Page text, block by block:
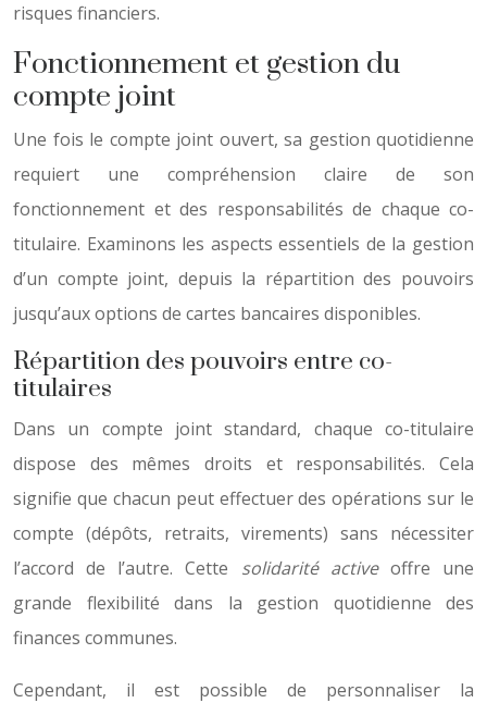
risques financiers.
Fonctionnement et gestion du
compte joint
Une fois le compte joint ouvert, sa gestion quotidienne
requiert une compréhension claire de son
fonctionnement et des responsabilités de chaque co-
titulaire. Examinons les aspects essentiels de la gestion
d’un compte joint, depuis la répartition des pouvoirs
jusqu’aux options de cartes bancaires disponibles.
Répartition des pouvoirs entre co-
titulaires
Dans un compte joint standard, chaque co-titulaire
dispose des mêmes droits et responsabilités. Cela
signifie que chacun peut effectuer des opérations sur le
compte (dépôts, retraits, virements) sans nécessiter
l’accord de l’autre. Cette solidarité active offre une
grande flexibilité dans la gestion quotidienne des
finances communes.
Cependant, il est possible de personnaliser la